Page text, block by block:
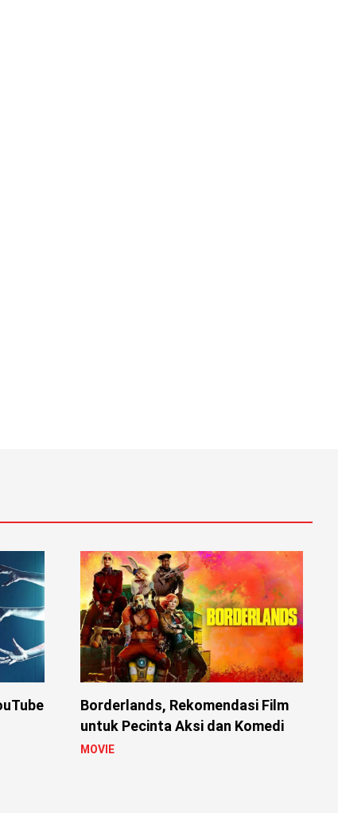
Borderlands, Rekomendasi Film
untuk Pecinta Aksi dan Komedi
MOVIE